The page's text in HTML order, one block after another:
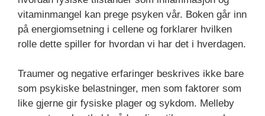
vitaminmangel kan prege psyken vår. Boken går inn
på energiomsetning i cellene og forklarer hvilken
rolle dette spiller for hvordan vi har det i hverdagen.
Traumer og negative erfaringer beskrives ikke bare
som psykiske belastninger, men som faktorer som
like gjerne gir fysiske plager og sykdom. Melleby